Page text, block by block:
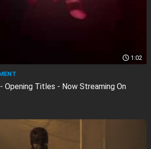
1:02
Opening Titles - Now Streaming On